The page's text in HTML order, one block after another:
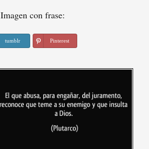
Imagen con frase:
tumblr Pinterest